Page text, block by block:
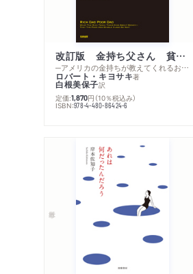
改訂版 金持ち父さん 貧乏父さん
─アメリカの金持ちが教えてくれるお金の哲学
ロバート・キヨサキ著
白根美保子訳
定価:1,870円 （10％税込み）
ISBN:978-4-480-86424-6